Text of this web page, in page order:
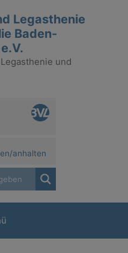
Legasthenie
Baden-
und
anhalten